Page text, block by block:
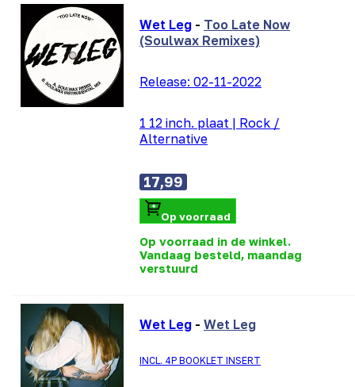
Wet Leg - Too Late Now
(Soulwax Remixes)
Release: 02-11-2022
1 12 inch. plaat | Rock /
Alternative
17,99
Op voorraad
Op voorraad in de winkel.
Vandaag besteld, maandag
verstuurd
Wet Leg - Wet Leg
INCL. 4P BOOKLET INSERT